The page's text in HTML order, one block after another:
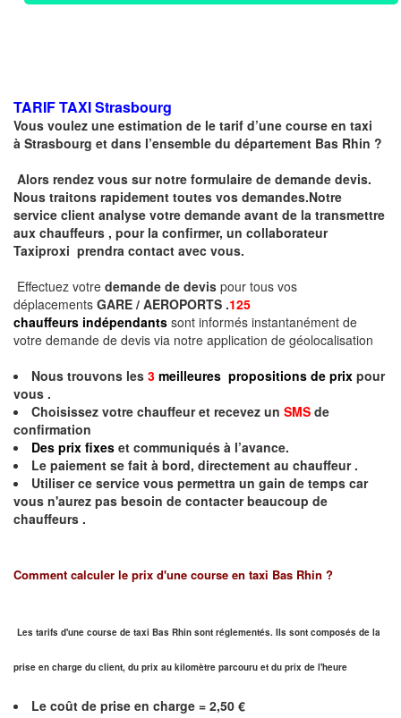
TARIF TAXIStrasbourg
Vous voulez une estimation de le tarif d’une course en taxi
à Strasbourg et dans l’ensemble du département Bas Rhin ?
Alors rendez vous sur notre formulaire de demande devis.
Nous traitons rapidement toutes vos demandes.Notre
service client analyse votre demande avant de la transmettre
aux chauffeurs , pour la confirmer, un collaborateur
Taxiproxi prendra contact avec vous.
Effectuez votre demande de devis pour tous vos
déplacements GARE / AEROPORTS .125
chauffeurs indépendants sont informés instantanément de
votre demande de devis via notre application de géolocalisation
Nous trouvons les 3 meilleures propositions de prix pour
vous .
Choisissez votre chauffeur et recevez un SMS de
confirmation
Des prix fixes et communiqués à l’avance.
Le paiement se fait à bord, directement au chauffeur .
Utiliser ce service vous permettra un gain de temps car
vous n'aurez pas besoin de contacter beaucoup de
chauffeurs .
Comment calculer le prix d'une course en taxi Bas Rhin ?
Les tarifs d'une course de taxi Bas Rhin sont réglementés. Ils sont composés de la
prise en charge du client, du prix au kilomètre parcouru et du prix de l'heure
Le coût de prise en charge = 2,50 €